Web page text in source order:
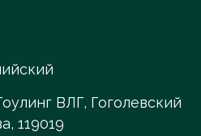
ВЛГ, Гоголевский
119019